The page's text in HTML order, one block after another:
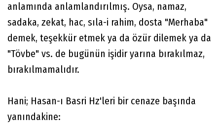
anlamında anlamlandırılmış. Oysa, namaz,
sadaka, zekat, hac, sıla-i rahim, dosta "Merhaba"
demek, teşekkür etmek ya da özür dilemek ya da
"Tövbe" vs. de bugünün işidir yarına bırakılmaz,
bırakılmamalıdır.
Hani; Hasan-ı Basri Hz'leri bir cenaze başında
yanındakine: